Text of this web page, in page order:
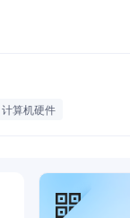
计算机硬件